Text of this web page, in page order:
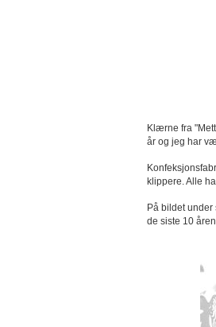
Klærne fra
år og jeg har
klippere. Alle
På bildet
de siste 10